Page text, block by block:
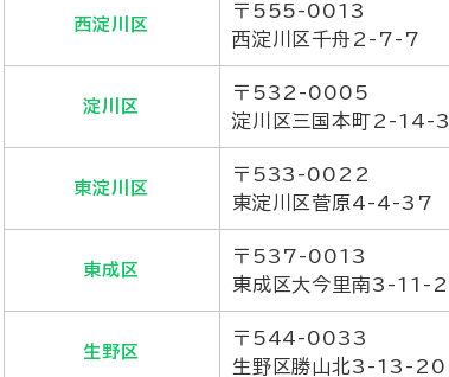
西淀川区
〒555-0013
西淀川区千舟2-7-7
淀川区
〒532-0005
淀川区三国本町2-14-3
東淀川区
〒533-0022
東淀川区菅原4-4-37
東成区
〒537-0013
東成区大今里南3-11-2
生野区
〒544-0033
生野区勝山北3-13-20